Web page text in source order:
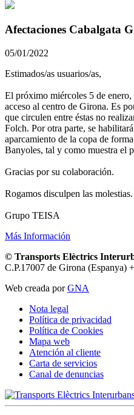
Afectaciones Cabalgata
05/01/2022
Estimados/as usuarios/as,
El próximo miércoles 5 de
acceso al centro de Girona. Es
que circulen entre éstas no
Folch. Por otra parte, se
aparcamiento de la copa de
Banyoles, tal y como muestra el
Gracias por su colaboración.
Rogamos disculpen las molestias.
Grupo TEISA
Más Información
© Transports Elèctrics
C.P.17007 de Girona (Espanya)
Web creada porGNA
Nota legal
Política de privacidad
Política de Cookies
Mapa web
Atención al cliente
Carta de servicios
Canal de denuncias